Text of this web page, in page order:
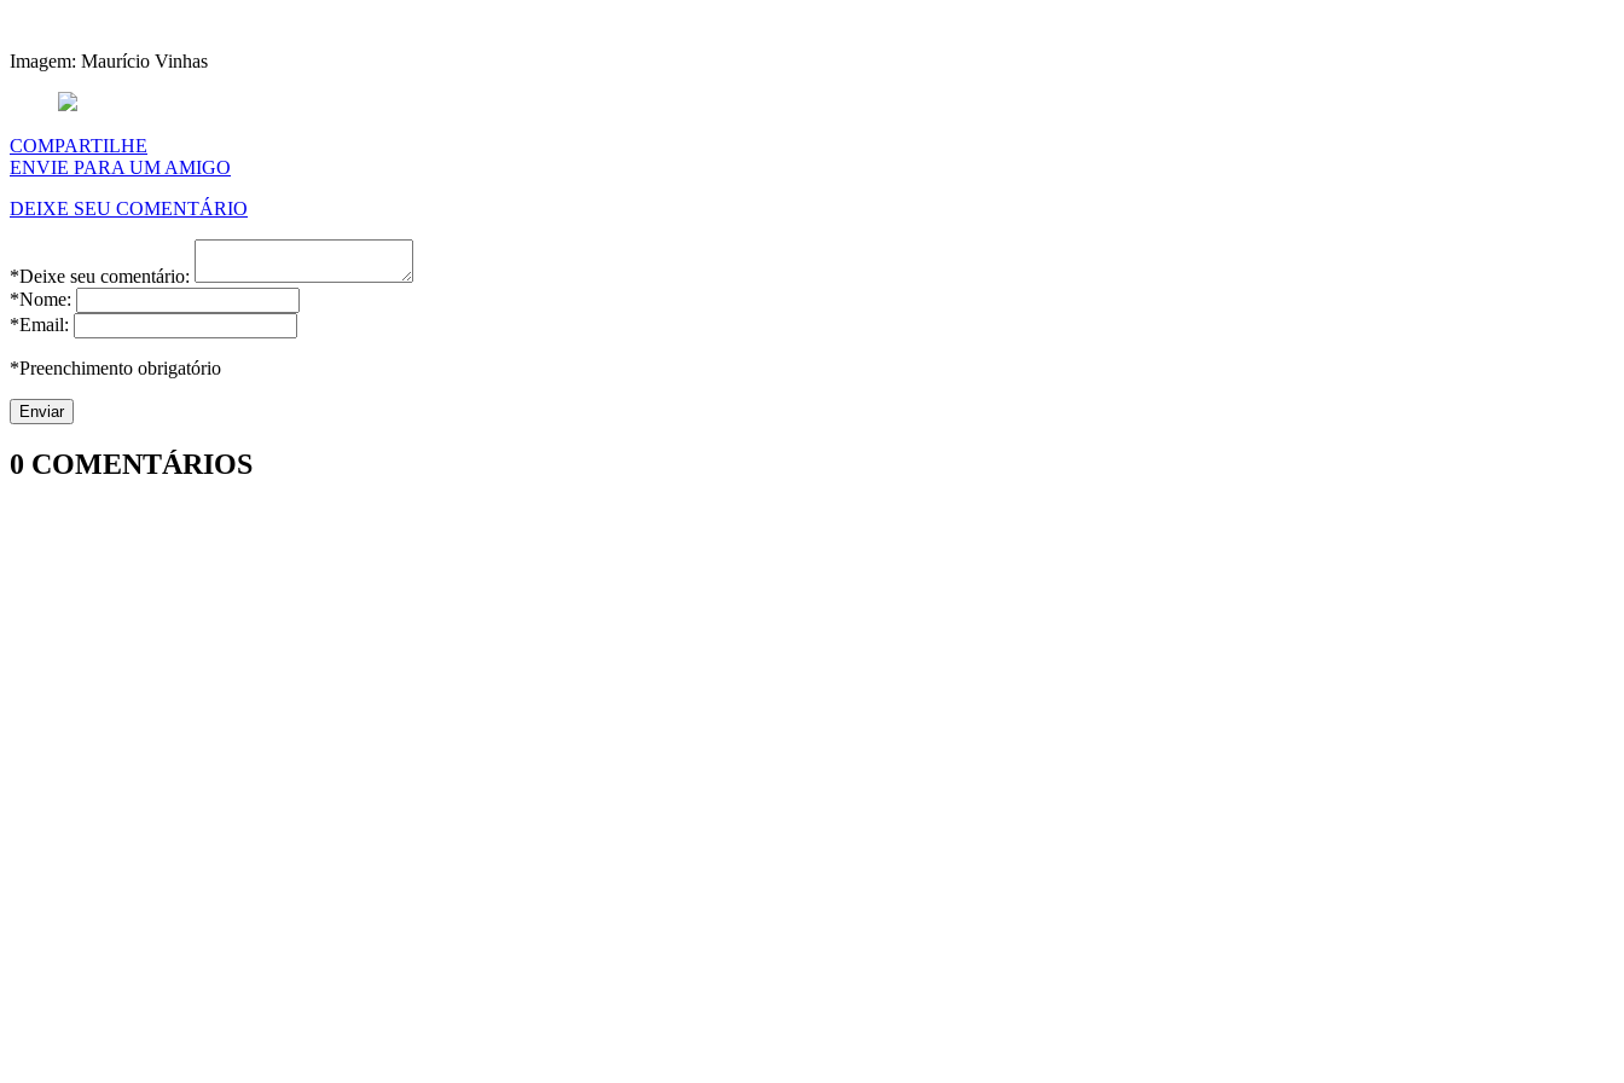
Imagem: Maurício Vinhas
COMPARTILHE
ENVIE PARA UM AMIGO
DEIXE SEU COMENTÁRIO
*Deixe seu comentário:
*Nome:
*Email:
*Preenchimento obrigatório
0 COMENTÁRIOS